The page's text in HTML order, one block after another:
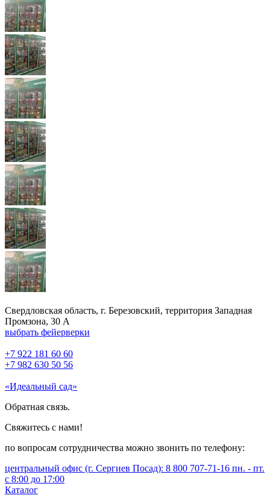
Свердловская область, г. Березовский, территория Западная
Промзона, 30 А
выбрать фейерверки
+7 922 181 60 60
+7 982 630 50 56
«Идеальный сад»
Обратная связь.
Свяжитесь с нами!
по вопросам сотрудничества можно звонить по телефону:
центральный офис (г. Сергиев Посад): 8 800 707-71-16 пн. - пт.
с 8:00 до 17:00
Каталог